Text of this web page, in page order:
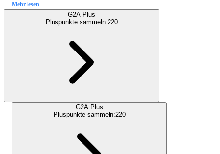
Mehr lesen
G2A Plus
Pluspunkte sammeln:220
G2A Plus
Pluspunkte sammeln:220